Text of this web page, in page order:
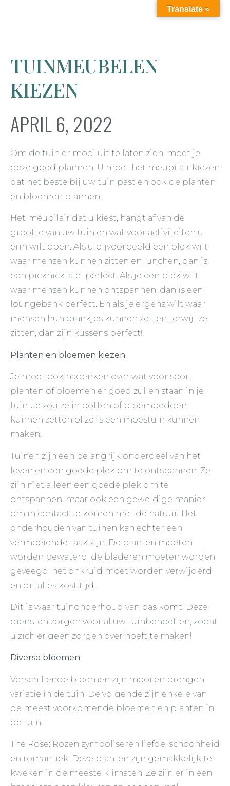
TUINMEUBELEN
KIEZEN
APRIL 6, 2022
Om de tuin er mooi uit te laten zien, moet je
deze goed plannen. U moet het meubilair kiezen
dat het beste bij uw tuin past en ook de planten
en bloemen plannen.
Het meubilair dat u kiest, hangt af van de
grootte van uw tuin en wat voor activiteiten u
erin wilt doen. Als u bijvoorbeeld een plek wilt
waar mensen kunnen zitten en lunchen, dan is
een picknicktafel perfect. Als je een plek wilt
waar mensen kunnen ontspannen, dan is een
loungebank perfect. En als je ergens wilt waar
mensen hun drankjes kunnen zetten terwijl ze
zitten, dan zijn kussens perfect!
Planten en bloemen kiezen
Je moet ook nadenken over wat voor soort
planten of bloemen er goed zullen staan in je
tuin. Je zou ze in potten of bloembedden
kunnen zetten of zelfs een moestuin kunnen
maken!
Tuinen zijn een belangrijk onderdeel van het
leven en een goede plek om te ontspannen. Ze
zijn niet alleen een goede plek om te
ontspannen, maar ook een geweldige manier
om in contact te komen met de natuur. Het
onderhouden van tuinen kan echter een
vermoeiende taak zijn. De planten moeten
worden bewaterd, de bladeren moeten worden
geveegd, het onkruid moet worden verwijderd
en dit alles kost tijd.
Dit is waar tuinonderhoud van pas komt. Deze
diensten zorgen voor al uw tuinbehoeften, zodat
u zich er geen zorgen over hoeft te maken!
Diverse bloemen
Verschillende bloemen zijn mooi en brengen
variatie in de tuin. De volgende zijn enkele van
de meest voorkomende bloemen en planten in
de tuin.
The Rose: Rozen symboliseren liefde, schoonheid
en romantiek. Deze planten zijn gemakkelijk te
kweken in de meeste klimaten. Ze zijn er in een
Translate »